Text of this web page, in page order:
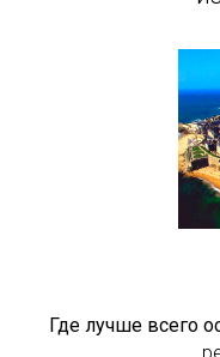
Где лучше всего